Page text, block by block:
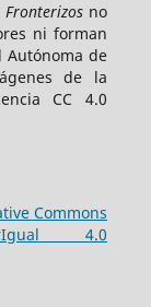
Fronterizosno
ni forman
de
de la
CC 4.0
Commons
4.0